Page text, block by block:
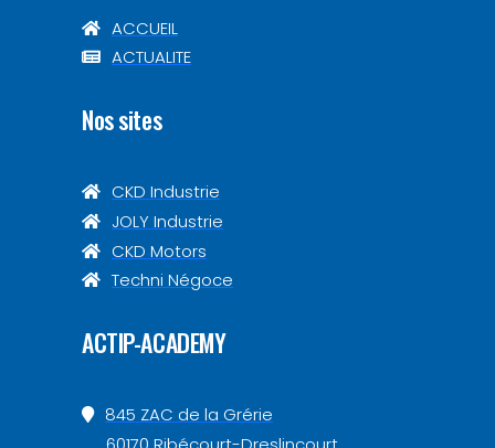
ACCUEIL
ACTUALITE
Nos sites
CKD Industrie
JOLY Industrie
CKD Motors
Techni Négoce
ACTIP-ACADEMY
845 ZAC de la Grérie